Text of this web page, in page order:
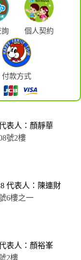
詢 個人契約
付款方式
表人：顏靜華
號2樓
代表人：陳連財
6樓之一
表人：顏裕峯
2樓